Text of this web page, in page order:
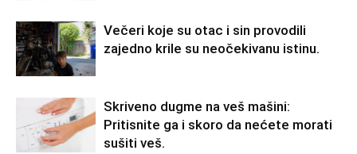
Večeri koje su otac i sin provodili
zajedno krile su neočekivanu istinu.
Skriveno dugme na veš mašini:
Pritisnite ga i skoro da nećete morati
sušiti veš.